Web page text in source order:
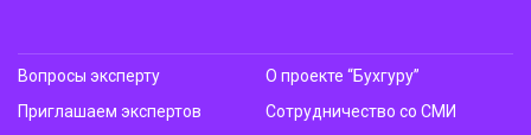
Вопросы эксперту
Приглашаем экспертов
О проекте “Бухгуру”
Сотрудничество со СМИ